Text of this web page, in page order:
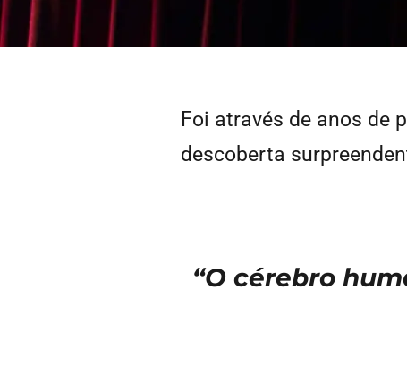
Foi através de anos de
descoberta
“O cérebro